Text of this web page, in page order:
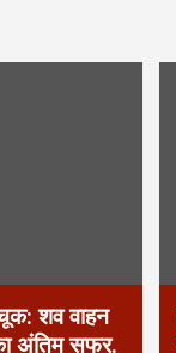
शव वाहन
अंतिम सफर.